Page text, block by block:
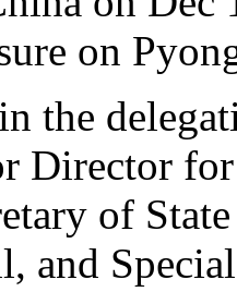
on
the
Director
of
and